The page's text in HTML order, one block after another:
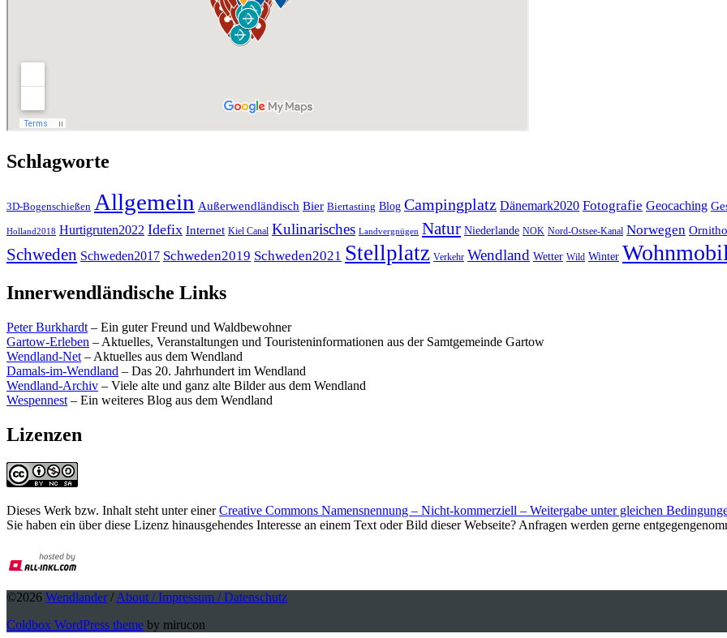
Schlagworte
3D-Bogenschießen Allgemein Außerwendländisch Bier Biertasting Blog Campingplatz Dänemark2020 Fotografie Geocaching
Holland2018 Hurtigruten2022 Idefix Internet Kiel Canal Kulinarisches Landvergnügen Natur Niederlande NOK Nord-Ostsee-Kanal Norwegen
Schweden Schweden2017 Schweden2019 Schweden2021 Stellplatz Verkehr Wendland Wetter Wild Winter
Innerwendländische Links
Peter Burkhardt – Ein guter Freund und Waldbewohner
Gartow-Erleben – Aktuelles, Veranstaltungen und Touristeninformationen aus der Samtgemeinde Gartow
Wendland-Net – Aktuelles aus dem Wendland
Damals-im-Wendland – Das 20. Jahrhundert im Wendland
Wendland-Archiv – Viele alte und ganz alte Bilder aus dem Wendland
Wespennest – Ein weiteres Blog aus dem Wendland
Lizenzen
Dieses Werk bzw. Inhalt steht unter einerCreative Commons Namensnennung – Nicht-kommerziell – Weitergabe unter gleichen
Sie haben ein über diese Lizenz hinausgehendes Interesse an einem Text oder Bild dieser Webseite? Anfragen werden gerne
©2026 Wendlander/ About / Impressum / Datenschutz
Coldbox WordPress theme by mirucon